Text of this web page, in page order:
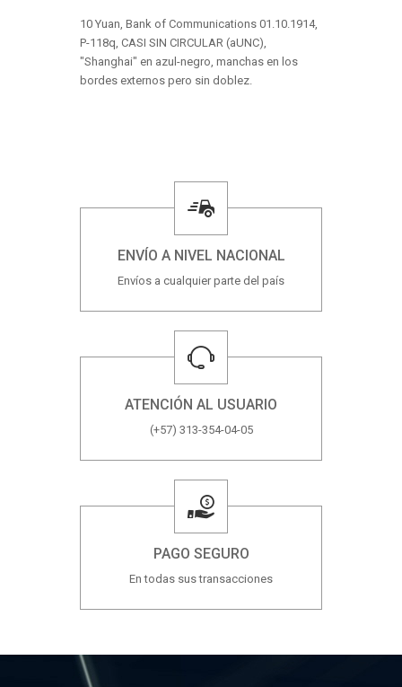
10 Yuan, Bank of Communications 01.10.1914,
P-118q, CASI SIN CIRCULAR (aUNC),
"Shanghai" en azul-negro, manchas en los
bordes externos pero sin doblez.
ENVÍO A NIVEL NACIONAL
Envíos a cualquier parte del país
ATENCIÓN AL USUARIO
(+57) 313-354-04-05
PAGO SEGURO
En todas sus transacciones